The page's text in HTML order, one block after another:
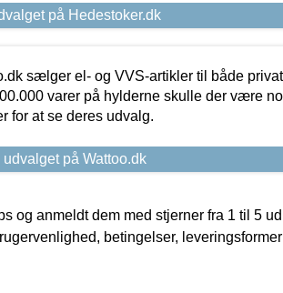
på Hedestoker.dk
sælger el- og VVS-artikler til både
varer på hylderne skulle der være
for at se deres udvalg.
udvalget på Wattoo.dk
og anmeldt dem med stjerner fra 1 til 5
betingelser,